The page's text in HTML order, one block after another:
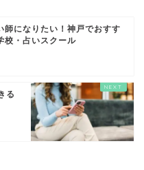
師になりたい！神戸でおすす
校・占いスクール
る